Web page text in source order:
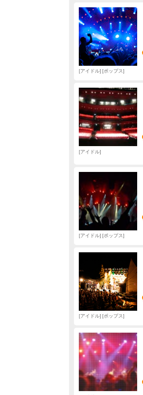
アイドル ポップス
アイドル
アイドル ポップス
アイドル ポップス